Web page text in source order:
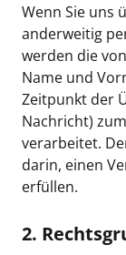
Wenn Sie uns
anderweitig
werden die
Name und
Zeitpunkt der
Nachricht)
verarbeitet.
darin, einen
erfüllen.
2.